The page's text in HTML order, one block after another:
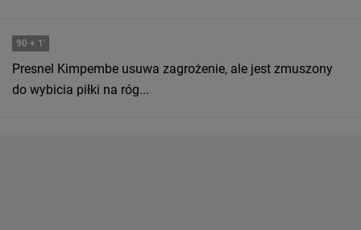
90 + 1'
Presnel Kimpembe usuwa zagrożenie, ale jest zmuszony
do wybicia piłki na róg...